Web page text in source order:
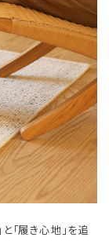
「履き心地」を追